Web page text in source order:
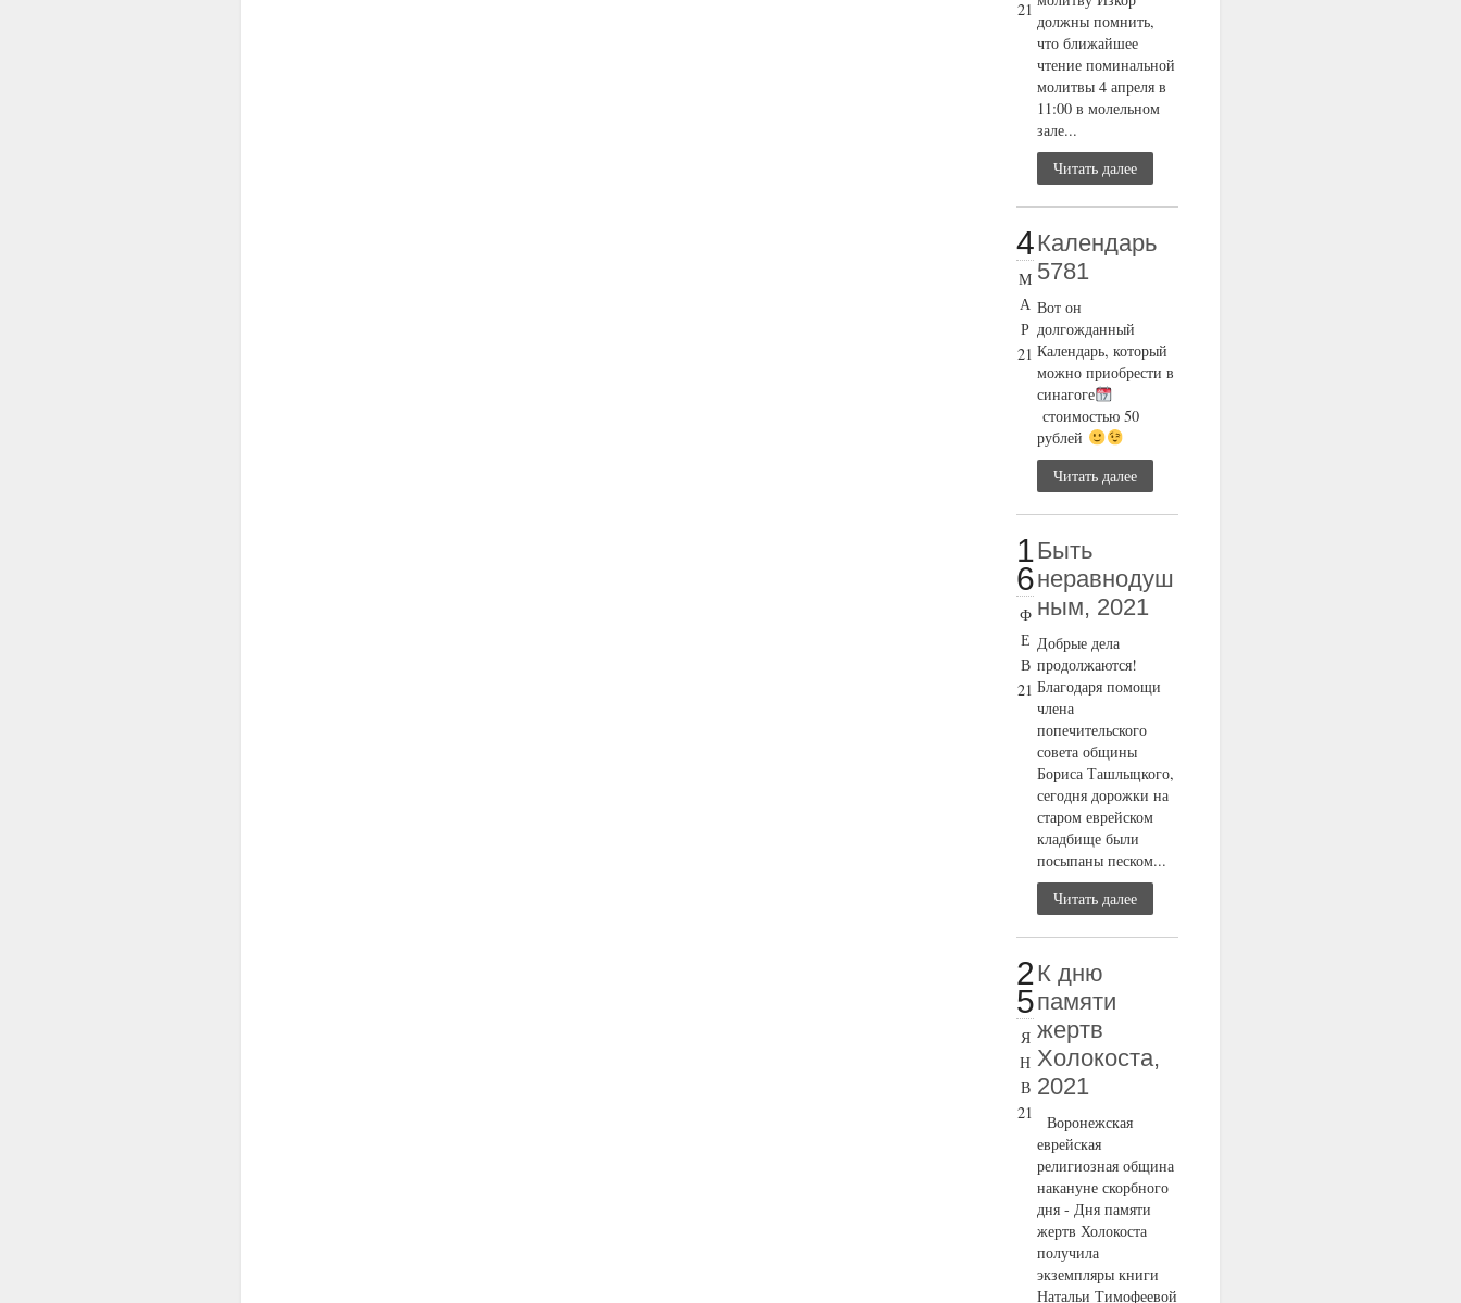
21
должны помнить,
что ближайшее
чтение поминальной
молитвы 4 апреля в
11:00 в молельном
зале...
Читать далее
4
М
А
Р
21
Календарь
5781
Вот он
долгожданный
Календарь, который
можно приобрести в
синагоге
стоимостью 50
рублей
Читать далее
1
6
Ф
Е
В
21
Быть
неравнодуш
ным, 2021
Добрые дела
продолжаются!
Благодаря помощи
члена
попечительского
совета общины
Бориса Ташлыцкого,
сегодня дорожки на
старом еврейском
кладбище были
посыпаны песком...
Читать далее
2
5
Я
Н
В
21
К дню
памяти
жертв
Холокоста,
2021
Воронежская
еврейская
религиозная община
накануне скорбного
дня - Дня памяти
жертв Холокоста
получила
экземпляры книги
Натальи Тимофеевой